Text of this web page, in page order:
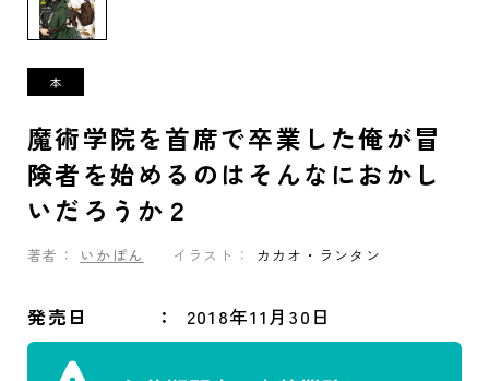
魔術学院を首席で卒業した俺が冒
険者を始めるのはそんなにおかし
いだろうか２
著者： いかぽん イラスト： カカオ・ランタン
発売日 2018年11月30日